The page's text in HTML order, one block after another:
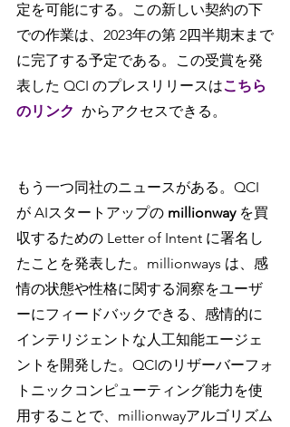
定を可能にする。この新しい契約の下
での作業は、2023年の第 2四半期末まで
に完了する予定である。この受賞を発
表した QCI のプレスリリースはこちら
のリンク からアクセスできる。
もう一つ同社のニュースがある。QCI
が AIスタートアップの millionway を買
収するための Letter of Intent に署名し
たことを発表した。millionways は、感
情の状態や性格に関する洞察をユーザ
ーにフィードバックできる、感情的に
インテリジェントな人工知能エージェ
ントを開発した。QCIのリザーバーフォ
トニックコンピューティング能力を使
用することで、millionwayアルゴリズム